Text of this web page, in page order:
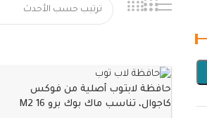
حافظة لابتوب أصلية من فوكس
كاجوال، تناسب ماك بوك برو M2 16